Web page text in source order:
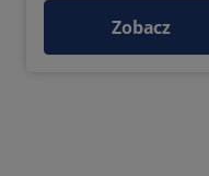
Zobacz